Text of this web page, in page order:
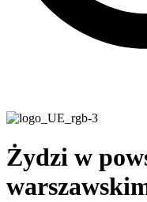
Żydzi w